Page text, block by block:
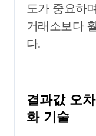
도가 중요하
거래소보다
다.
결과값 오
화 기술